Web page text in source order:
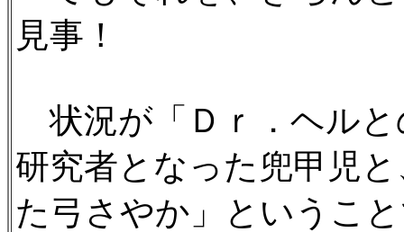
見事！
状況が「Ｄｒ．ヘルと
研究者となった兜甲児
た弓さやか」というこ